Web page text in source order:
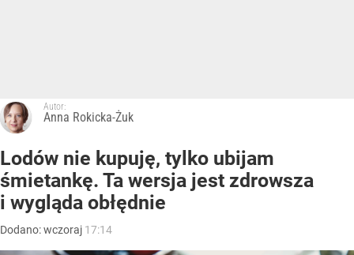
Autor:
Anna Rokicka-Żuk
Lodów nie kupuję, tylko ubijam
śmietankę. Ta wersja jest zdrowsza
i wygląda obłędnie
Dodano:wczoraj 17:14